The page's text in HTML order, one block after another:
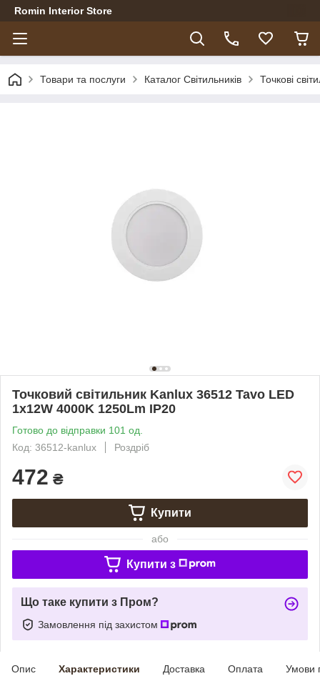
Romin Interior Store
Товари та послуги Каталог Світильників Точкові
Точковий світильник Kanlux 36512 Tavo LED
1x12W 4000K 1250Lm IP20
Готово до відправки 101 од.
Код: 36512-kanlux
Роздріб
472 ₴
Купити
або
Купити з
Що таке купити з Пром?
Замовлення під захистом
Опис Характеристики Доставка Оплата Умови